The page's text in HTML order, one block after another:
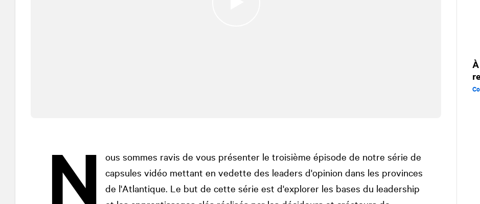
N
ous sommes ravis de vous présenter le troisième épisode de notre série de
capsules vidéo mettant en vedette des leaders d'opinion dans les provinces
de l'Atlantique. Le but de cette série est d'explorer les bases du leadership